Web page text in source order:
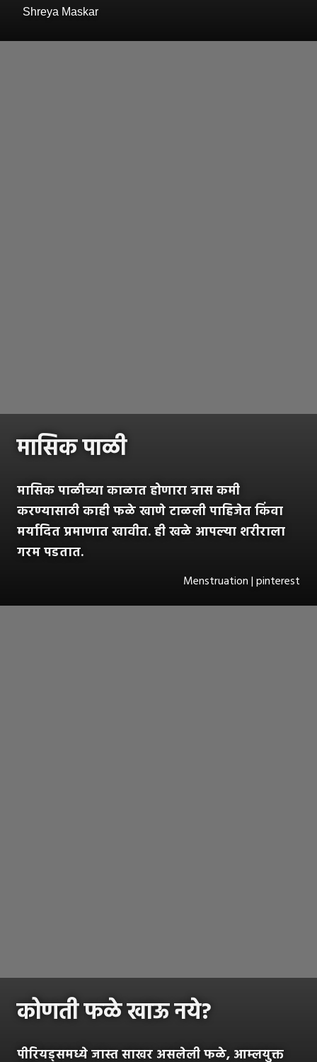
Shreya Maskar
मासिक पाळी
मासिक पाळीच्या काळात होणारा त्रास कमी
करण्यासाठी काही फळे खाणे टाळली पाहिजेत किंवा
मर्यादित प्रमाणात खावीत. ही खळे आपल्या शरीराला
गरम पडतात.
Menstruation | pinterest
कोणती फळे खाऊ नये?
पीरियड्समध्ये जास्त साखर असलेली फळे, आम्लयुक्त